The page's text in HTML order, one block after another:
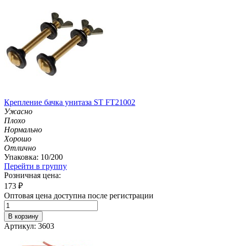
Крепление бачка унитаза ST FT21002
Ужасно
Плохо
Нормально
Хорошо
Отлично
Упаковка: 10/200
Перейти в группу
Розничная цена:
173 ₽
Оптовая цена доступна после регистрации
В корзину
Артикул: 3603